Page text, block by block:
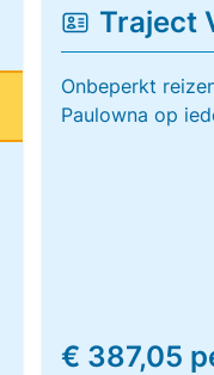
Traject
Onbeperkt
Paulowna op
€ 387,05